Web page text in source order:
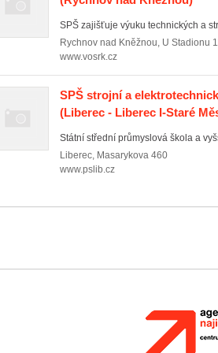
SPŠ zajišťuje výuku technických a
Rychnov nad Kněžnou, U Stadionu
www.vosrk.cz
SPŠ strojní a
(Liberec - Liberec I-Staré
Státní střední průmyslová škola a
Liberec, Masarykova 460
www.pslib.cz